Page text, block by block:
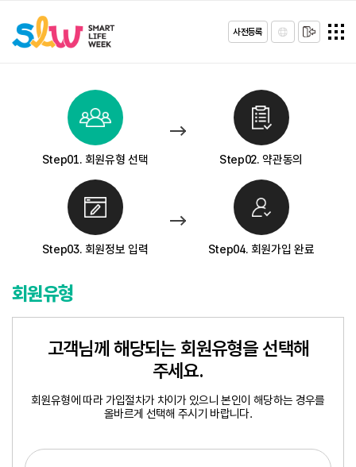
사전등록
Step01. 회원유형 선택 Step02. 약관동의
Step03. 회원정보 입력 Step04. 회원가입 완료
회원유형
고객님께 해당되는 회원유형을 선택해
주세요.
회원유형에 따라 가입절차가 차이가 있으니 본인이 해당하는 경우를
올바르게 선택해 주시기 바랍니다.